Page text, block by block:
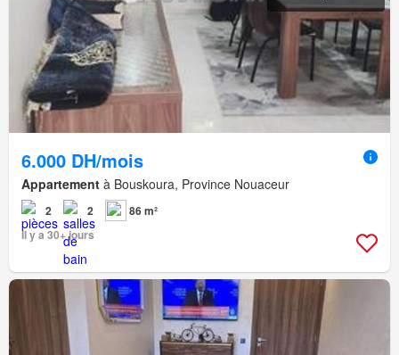
6.000 DH/mois
Appartement à Bouskoura, Province Nouaceur
2 2
86 m²
Il y a 30+ jours